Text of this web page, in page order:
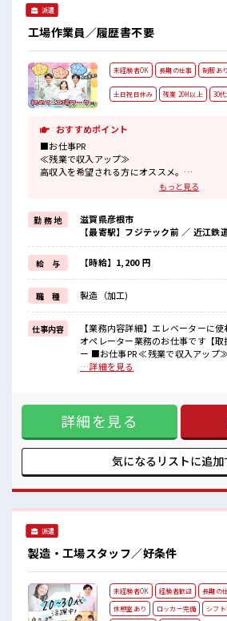
派遣
工場作業員／履歴書不要
未経験者OK 長期の仕事 制服あり
土日祝日休み 残業 20H以上 30
おすすめポイント
■お仕事PR
≪残業で収入アップ≫
高収入を希望される方にオススメ。
残業は月20時間以上あります♪
週末は家族や友人と一緒にプライベート満喫！
≪機能的な制服アリ≫
制服があるので、
毎日の服装の悩み解消♪
≪未経験でも活躍できる≫
新しいことにチャレンジするのは不安だけど、
しっかり働く環境が整っています！
イチからスキルUP・ステップUP目指していき
≪自分に向いている仕事が探せる≫
困った事などがあれば、
担当がしっかりサポートします！
■職場の雰囲気
私物の置きすぎには注意が必要ですね★
残業が多めだからしっかり稼ぎたい方にもオ
もっと見る
勤 務 地
滋賀県彦根市
【最寄駅】フジテック前 ／ 近江鉄
給 与 【時給】1,200 円
職 種 製造（加工)
仕事内容
【業務内容詳細】エレベーターに
オペレーター業務のお仕事です【
ー ■お仕事PR ≪残業で収入アップ≫ 高収入を希望される方に
オススメ。 残業は月20時間以上あ
も活躍できる≫ 新しいことにチャ
ど、 しっかり働く環境が整っていま
ステップUP目指していきましょう
が探せる≫ 困った事などがあれば
します！ ■職場の雰囲気 休憩室でホッと一息リフレッシュ！
職場にはロッカー完備！ 私物の置
…詳細を見る
詳細を見る
気になるリストに追加
派遣
製造・工場スタッフ／好条件
未経験者OK 経験者歓迎 長期の
休憩室あり
ロッカー完備 シフ